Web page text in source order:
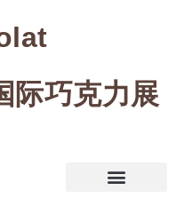
际巧克力展